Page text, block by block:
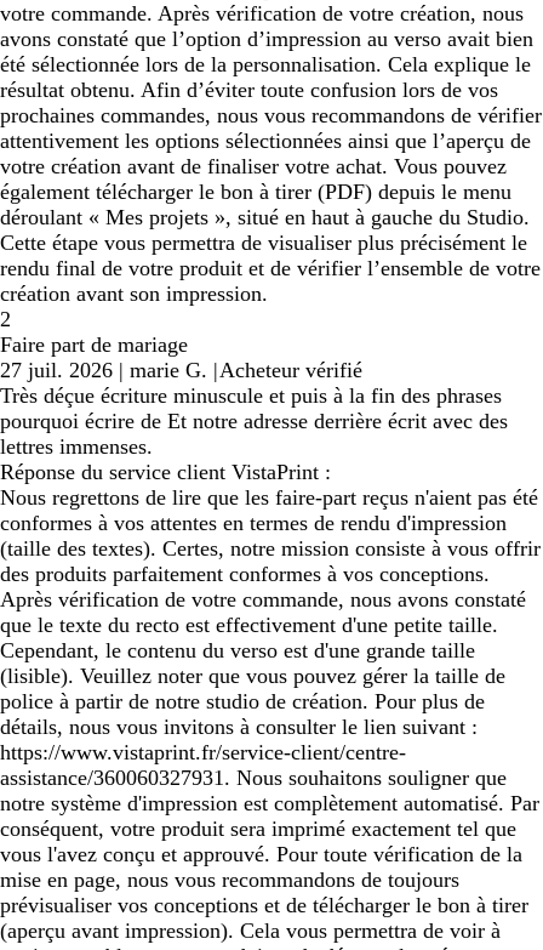
votre commande. Après vérification de votre création, nous
avons constaté que l’option d’impression au verso avait bien
été sélectionnée lors de la personnalisation. Cela explique le
résultat obtenu. Afin d’éviter toute confusion lors de vos
prochaines commandes, nous vous recommandons de vérifier
attentivement les options sélectionnées ainsi que l’aperçu de
votre création avant de finaliser votre achat. Vous pouvez
également télécharger le bon à tirer (PDF) depuis le menu
déroulant « Mes projets », situé en haut à gauche du Studio.
Cette étape vous permettra de visualiser plus précisément le
rendu final de votre produit et de vérifier l’ensemble de votre
création avant son impression.
2
Faire part de mariage
27 juil. 2026 | marie G. |Acheteur vérifié
Très déçue écriture minuscule et puis à la fin des phrases
pourquoi écrire de Et notre adresse derrière écrit avec des
lettres immenses.
Réponse du service client VistaPrint :
Nous regrettons de lire que les faire-part reçus n'aient pas été
conformes à vos attentes en termes de rendu d'impression
(taille des textes). Certes, notre mission consiste à vous offrir
des produits parfaitement conformes à vos conceptions.
Après vérification de votre commande, nous avons constaté
que le texte du recto est effectivement d'une petite taille.
Cependant, le contenu du verso est d'une grande taille
(lisible). Veuillez noter que vous pouvez gérer la taille de
police à partir de notre studio de création. Pour plus de
détails, nous vous invitons à consulter le lien suivant :
https://www.vistaprint.fr/service-client/centre-
assistance/360060327931. Nous souhaitons souligner que
notre système d'impression est complètement automatisé. Par
conséquent, votre produit sera imprimé exactement tel que
vous l'avez conçu et approuvé. Pour toute vérification de la
mise en page, nous vous recommandons de toujours
prévisualiser vos conceptions et de télécharger le bon à tirer
(aperçu avant impression). Cela vous permettra de voir à